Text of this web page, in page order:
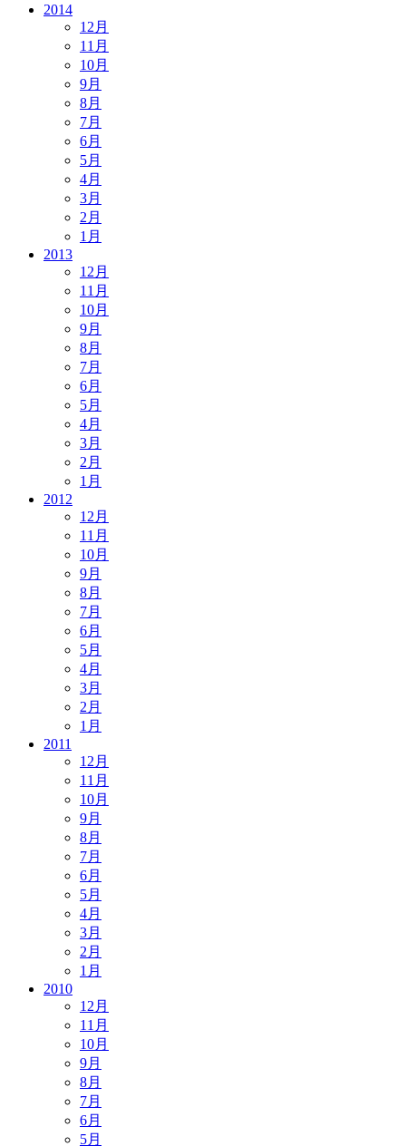
2014
12月
11月
10月
9月
8月
7月
6月
5月
4月
3月
2月
1月
2013
12月
11月
10月
9月
8月
7月
6月
5月
4月
3月
2月
1月
2012
12月
11月
10月
9月
8月
7月
6月
5月
4月
3月
2月
1月
2011
12月
11月
10月
9月
8月
7月
6月
5月
4月
3月
2月
1月
2010
12月
11月
10月
9月
8月
7月
6月
5月